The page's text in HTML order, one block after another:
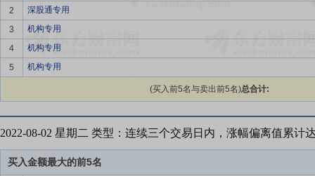
2
深股通专用
3
机构专用
4
机构专用
5
机构专用
(买入前5名与卖出前5名)总合计:
2022-08-02 星期二 类型：连续三个交易日内，涨幅偏离值累计
买入金额最大的前5名